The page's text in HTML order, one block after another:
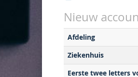
Nieuw
Afdeling
Ziekenhuis
Eerste twee letters